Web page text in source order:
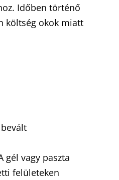
Időben történő
költség okok miatt
gél vagy paszta
felületeken